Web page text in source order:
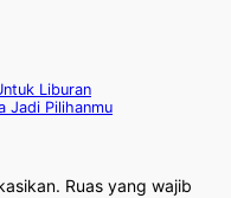
Liburan
Jadi Pilihanmu
Ruas yang wajib